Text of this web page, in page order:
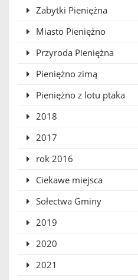
Zabytki Pieniężna
Miasto Pieniężno
Przyroda Pieniężna
Pieniężno zimą
Pieniężno z lotu ptaka
2018
2017
rok 2016
Ciekawe miejsca
Sołectwa Gminy
2019
2020
2021